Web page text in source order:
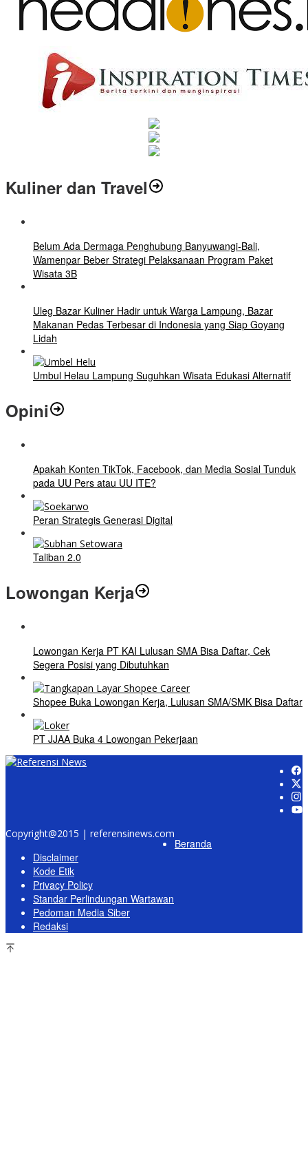
Kuliner dan Travel
Belum Ada Dermaga Penghubung Banyuwangi-Bali,
Wamenpar Beber Strategi Pelaksanaan Program Paket
Wisata 3B
Uleg Bazar Kuliner Hadir untuk Warga Lampung, Bazar
Makanan Pedas Terbesar di Indonesia yang Siap Goyang
Lidah
Umbul Helau Lampung Suguhkan Wisata Edukasi Alternatif
Opini
Apakah Konten TikTok, Facebook, dan Media Sosial Tunduk
pada UU Pers atau UU ITE?
Peran Strategis Generasi Digital
Taliban 2.0
Lowongan Kerja
Lowongan Kerja PT KAI Lulusan SMA Bisa Daftar, Cek
Segera Posisi yang Dibutuhkan
Shopee Buka Lowongan Kerja, Lulusan SMA/SMK Bisa Daftar
PT JJAA Buka 4 Lowongan Pekerjaan
Copyright@2015 | referensinews.com
Beranda
Disclaimer
Kode Etik
Privacy Policy
Standar Perlindungan Wartawan
Pedoman Media Siber
Redaksi